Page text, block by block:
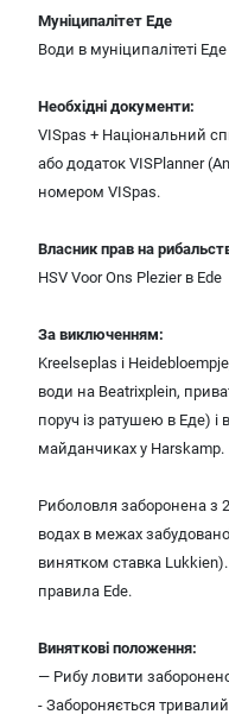
Муніципалітет Еде
Води в муніципалітеті Еде
Необхідні документи:
VISpas + Національний
або додаток VISPlanner
номером VISpas.
Власник прав на
HSV Voor Ons Plezier в Еdе
За виключенням:
Kreelseplas і
води на Beatrixplein,
поруч із ратушею в Еде)
майданчиках у Harskamp.
Риболовля заборонена з
водах в межах
винятком ставка Lukkien).
правила Ede.
Виняткові положення:
— Рибу ловити
- Забороняється